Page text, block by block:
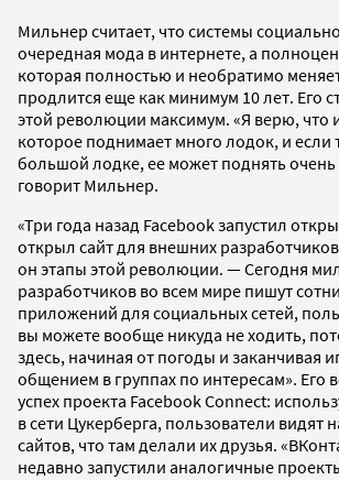
Мильнер считает, что системы
очередная мода в интернете, а
которая полностью и необратимо
продлится еще как минимум 10 лет. Его
этой революции максимум. «Я верю, что
которое поднимает много лодок, и если
большой лодке, ее может поднять
говорит Мильнер.
«Три года назад Facebook запустил
открыл сайт для внешних
он этапы этой революции. — Сегодня
разработчиков во всем мире пишут
приложений для социальных сетей,
вы можете вообще никуда не ходить,
здесь, начиная от погоды и заканчивая
общением в группах по интересам». Его
успех проекта Facebook Connect:
в сети Цукерберга, пользователи видят
сайтов, что там делали их друзья.
недавно запустили аналогичные